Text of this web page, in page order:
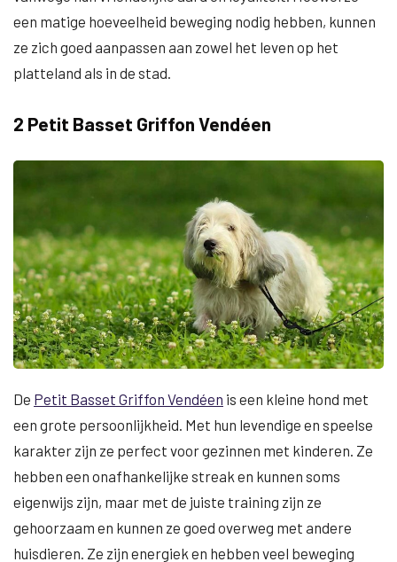
een matige hoeveelheid beweging nodig hebben, kunnen
ze zich goed aanpassen aan zowel het leven op het
platteland als in de stad.
2 Petit Basset Griffon Vendéen
De Petit Basset Griffon Vendéen is een kleine hond met
een grote persoonlijkheid. Met hun levendige en speelse
karakter zijn ze perfect voor gezinnen met kinderen. Ze
hebben een onafhankelijke streak en kunnen soms
eigenwijs zijn, maar met de juiste training zijn ze
gehoorzaam en kunnen ze goed overweg met andere
huisdieren. Ze zijn energiek en hebben veel beweging